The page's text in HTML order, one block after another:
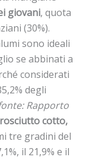
giovani, quota
(30%).
sono ideali
se abbinati a
considerati
degli
Rapporto
cotto,
tre gradini del
il 21,9% e il